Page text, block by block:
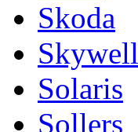
Skoda
Skywell
Solaris
Sollers